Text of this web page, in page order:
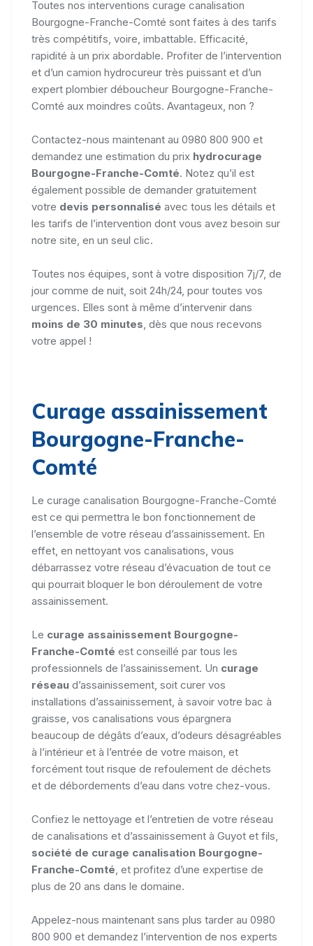
Toutes nos interventions curage canalisation
Bourgogne-Franche-Comté sont faites à des tarifs
très compétitifs, voire, imbattable. Efficacité,
rapidité à un prix abordable. Profiter de l’intervention
et d’un camion hydrocureur très puissant et d’un
expert plombier déboucheur Bourgogne-Franche-
Comté aux moindres coûts. Avantageux, non ?
Contactez-nous maintenant au 0980 800 900 et
demandez une estimation du prix hydrocurage
Bourgogne-Franche-Comté. Notez qu’il est
également possible de demander gratuitement
votre devis personnalisé avec tous les détails et
les tarifs de l’intervention dont vous avez besoin sur
notre site, en un seul clic.
Toutes nos équipes, sont à votre disposition 7j/7, de
jour comme de nuit, soit 24h/24, pour toutes vos
urgences. Elles sont à même d’intervenir dans
moins de 30 minutes, dès que nous recevons
votre appel !
Curage assainissement
Bourgogne-Franche-
Comté
Le curage canalisation Bourgogne-Franche-Comté
est ce qui permettra le bon fonctionnement de
l’ensemble de votre réseau d’assainissement. En
effet, en nettoyant vos canalisations, vous
débarrassez votre réseau d’évacuation de tout ce
qui pourrait bloquer le bon déroulement de votre
assainissement.
Le curage assainissement Bourgogne-
Franche-Comté est conseillé par tous les
professionnels de l’assainissement. Un curage
réseau d’assainissement, soit curer vos
installations d’assainissement, à savoir votre bac à
graisse, vos canalisations vous épargnera
beaucoup de dégâts d’eaux, d’odeurs désagréables
à l’intérieur et à l’entrée de votre maison, et
forcément tout risque de refoulement de déchets
et de débordements d’eau dans votre chez-vous.
Confiez le nettoyage et l’entretien de votre réseau
de canalisations et d’assainissement à Guyot et fils,
société de curage canalisation Bourgogne-
Franche-Comté, et profitez d’une expertise de
plus de 20 ans dans le domaine.
Appelez-nous maintenant sans plus tarder au 0980
800 900 et demandez l’intervention de nos experts